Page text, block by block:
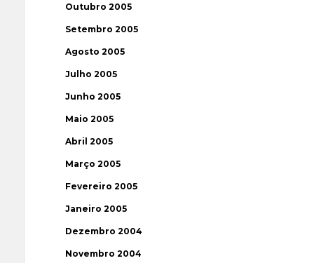
Outubro 2005
Setembro 2005
Agosto 2005
Julho 2005
Junho 2005
Maio 2005
Abril 2005
Março 2005
Fevereiro 2005
Janeiro 2005
Dezembro 2004
Novembro 2004